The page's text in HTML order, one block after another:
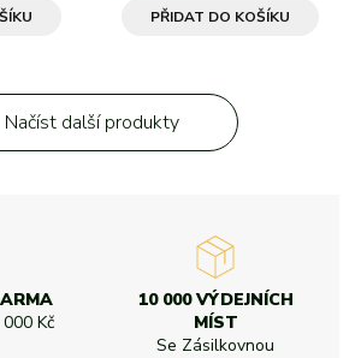
PŘIDAT DO KOŠÍKU
Načíst další produkty
000 Kč
10 000 VÝDEJNÍCH
MÍST
Se Zásilkovnou